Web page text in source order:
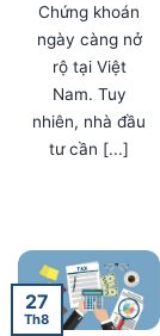
Chứng khoán
ngày càng nở
rộ tại Việt
Nam. Tuy
nhiên, nhà đầu
tư cần [...]
27
Th8